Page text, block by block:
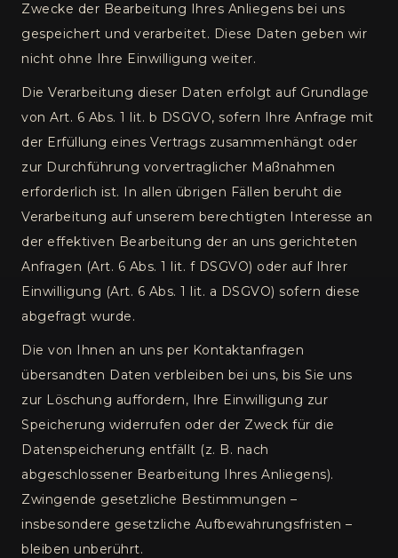
Zwecke der Bearbeitung Ihres Anliegens bei uns
gespeichert und verarbeitet. Diese Daten geben wir
nicht ohne Ihre Einwilligung weiter.
Die Verarbeitung dieser Daten erfolgt auf Grundlage
von Art. 6 Abs. 1 lit. b DSGVO, sofern Ihre Anfrage mit
der Erfüllung eines Vertrags zusammenhängt oder
zur Durchführung vorvertraglicher Maßnahmen
erforderlich ist. In allen übrigen Fällen beruht die
Verarbeitung auf unserem berechtigten Interesse an
der effektiven Bearbeitung der an uns gerichteten
Anfragen (Art. 6 Abs. 1 lit. f DSGVO) oder auf Ihrer
Einwilligung (Art. 6 Abs. 1 lit. a DSGVO) sofern diese
abgefragt wurde.
Die von Ihnen an uns per Kontaktanfragen
übersandten Daten verbleiben bei uns, bis Sie uns
zur Löschung auffordern, Ihre Einwilligung zur
Speicherung widerrufen oder der Zweck für die
Datenspeicherung entfällt (z. B. nach
abgeschlossener Bearbeitung Ihres Anliegens).
Zwingende gesetzliche Bestimmungen –
insbesondere gesetzliche Aufbewahrungsfristen –
bleiben unberührt.